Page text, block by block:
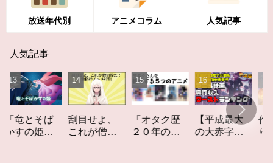
放送年代別 アニメコラム 人気記事
人気記事
そば
姫」
刮目せよ、
これが僧侶
「オタク歴
２０年の私
【平成最大
の大赤字】
作家性の
りかす「